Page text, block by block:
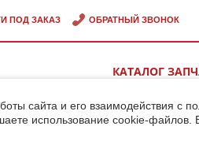
сайта и его взаимодействия с
использование cookie-файлов.
ПОД ЗАКАЗ ОБРАТНЫЙ ЗВОНОК
КАТАЛОГ